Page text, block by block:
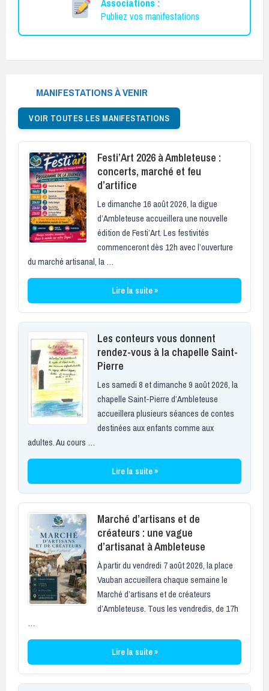
Associations :
Publiez vos manifestations
MANIFESTATIONS À VENIR
VOIR TOUTES LES MANIFESTATIONS
Festi’Art 2026 à Ambleteuse :
concerts, marché et feu
d’artifice
Le dimanche 16 août 2026, la digue
d’Ambleteuse accueillera une nouvelle
édition de Festi’Art. Les festivités
commenceront dès 12h avec l’ouverture
du marché artisanal, la …
Lire la suite »
Les conteurs vous donnent
rendez-vous à la chapelle Saint-
Pierre
Les samedi 8 et dimanche 9 août 2026, la
chapelle Saint-Pierre d’Ambleteuse
accueillera plusieurs séances de contes
destinées aux enfants comme aux
adultes. Au cours …
Lire la suite »
Marché d’artisans et de
créateurs : une vague
d’artisanat à Ambleteuse
À partir du vendredi 7 août 2026, la place
Vauban accueillera chaque semaine le
Marché d’artisans et de créateurs
d’Ambleteuse. Tous les vendredis, de 17h
…
Lire la suite »